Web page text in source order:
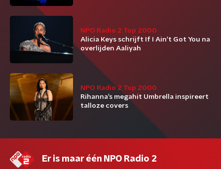
NPO Radio 2 Top 2000
Alicia Keys schrijft If I Ain't Got You na
overlijden Aaliyah
NPO Radio 2 Top 2000
Rihanna’s megahit Umbrella inspireert
talloze covers
Er is maar één NPO Radio 2